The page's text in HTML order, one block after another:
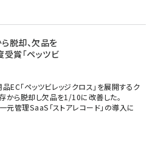
脱却、欠品を
賞「ペッツビ
EC「ペッツビレッジクロス」を展開するク
から脱却し欠品を1/10に改善した。
管理SaaS「ストアレコード」の導入に